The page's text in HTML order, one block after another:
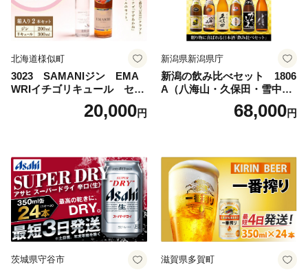
北海道様似町
3023 SAMANIジン EMA
WRIイチゴリキュール セッ
ト（箱入り）【大人の味 酒
お酒 洋酒 スピリッツ クラフ
セット 詰め合わせ カクテル
ソーダ割り アルコール ロッ
ク ソーダ ジントニック 】
20,000円
新潟県新潟県庁
新潟の飲み比べセット 1806
A（八海山・久保田・雪中
梅・越乃寒梅・かたふね・千
68,000円
茨城県守谷市 滋賀県多賀町